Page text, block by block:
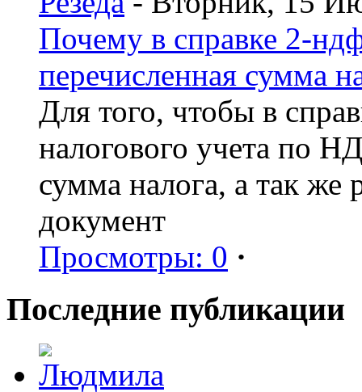
Почему в справке 2-
перечисленная сумма
Для того, чтобы в
налогового учета по
сумма налога, а так же
документ
Просмотры: 0 ·
Последние публикации